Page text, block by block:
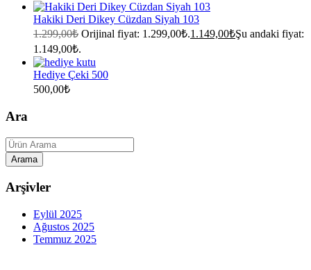
Hakiki Deri Dikey Cüzdan Siyah 103
1.299,00₺ Orijinal fiyat: 1.299,00₺.1.149,00₺Şu andaki fiyat:
1.149,00₺.
Hediye Çeki 500
500,00₺
Ara
Arşivler
Eylül 2025
Ağustos 2025
Temmuz 2025